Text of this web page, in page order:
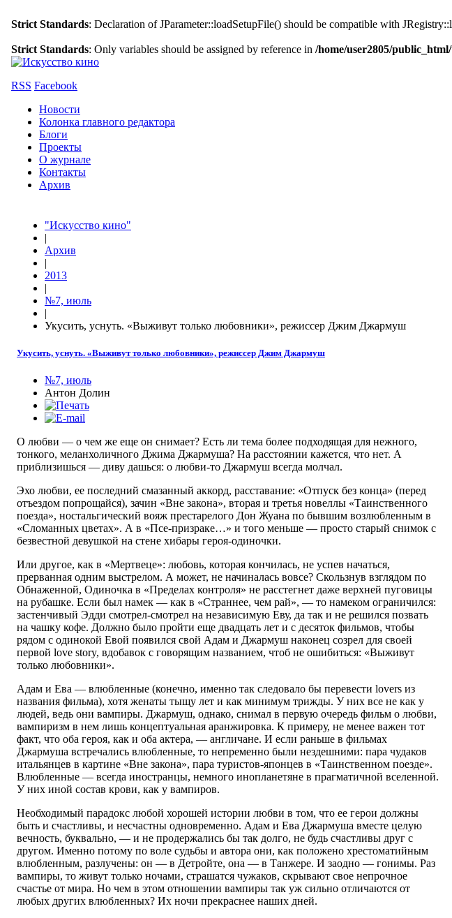
Strict Standards: Declaration of JParameter::loadSetupFile() should be compatible with
Strict Standards: Only variables should be assigned by reference in /home/user2805/
RSS Facebook
Новости
Колонка главного редактора
Блоги
Проекты
О журнале
Контакты
Архив
"Искусство кино"
|
Архив
|
2013
|
№7, июль
|
Укусить, уснуть. «Выживут только любовники», режиссер Джим Джармуш
Укусить, уснуть. «Выживут только любовники», режиссер Джим Джармуш
№7, июль
Антон Долин
О любви — о чем же еще он снимает? Есть ли тема более подходящая для нежного,
тонкого, меланхоличного Джима Джармуша? На расстоянии кажется, что нет. А
приблизишься — диву дашься: о любви-то Джармуш всегда молчал.
Эхо любви, ее последний смазанный аккорд, расставание: «Отпуск без конца» (перед
отъездом попрощайся), зачин «Вне закона», вторая и третья новеллы «Таинственного
поезда», ностальгический вояж престарелого Дон Жуана по бывшим возлюбленным в
«Сломанных цветах». А в «Псе-призраке…» и того меньше — просто старый снимок с
безвестной девушкой на стене хибары героя-одиночки.
Или другое, как в «Мертвеце»: любовь, которая кончилась, не успев начаться,
прерванная одним выстрелом. А может, не начиналась вовсе? Скользнув взглядом по
Обнаженной, Одиночка в «Пределах контроля» не расстегнет даже верхней пуговицы
на рубашке. Если был намек — как в «Страннее, чем рай», — то намеком ограничился:
застенчивый Эдди смотрел-смотрел на независимую Еву, да так и не решился позвать
на чашку кофе. Должно было пройти еще двадцать лет и с десяток фильмов, чтобы
рядом с одинокой Евой появился свой Адам и Джармуш наконец созрел для своей
первой love story, вдобавок с говорящим названием, чтоб не ошибиться: «Выживут
только любовники».
Адам и Ева — влюбленные (конечно, именно так следовало бы перевести lovers из
названия фильма), хотя женаты тыщу лет и как минимум трижды. У них все не как у
людей, ведь они вампиры. Джармуш, однако, снимал в первую очередь фильм о любви,
вампиризм в нем лишь концептуальная аранжировка. К примеру, не менее важен тот
факт, что оба героя, как и оба актера, — англичане. И если раньше в фильмах
Джармуша встречались влюбленные, то непременно были нездешними: пара чудаков
итальянцев в картине «Вне закона», пара туристов-японцев в «Таинственном поезде».
Влюб­ленные — всегда иностранцы, немного инопланетяне в прагматичной вселенной.
У них иной состав крови, как у вампиров.
Необходимый парадокс любой хорошей истории любви в том, что ее герои должны
быть и счастливы, и несчастны одновременно. Адам и Ева Джармуша вместе целую
вечность, буквально, — и не продержались бы так долго, не будь счастливы друг с
другом. Именно потому по воле судьбы и автора они, как положено хрестоматийным
влюбленным, разлучены: он — в Детройте, она — в Танжере. И заодно — гонимы. Раз
вампиры, то живут только ночами, страшатся чужаков, скрывают свое непрочное
счастье от мира. Но чем в этом отношении вампиры так уж сильно отличаются от
любых других влюбленных? Их ночи прекраснее наших дней.